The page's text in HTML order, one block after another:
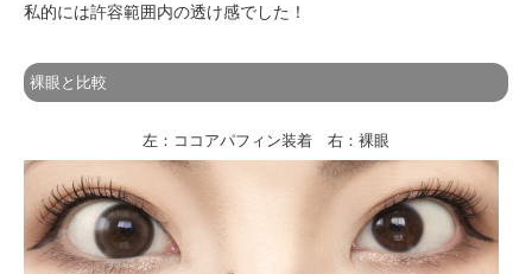
私的には許容範囲内の透け感でした！
裸眼と比較
左：ココアパフィン装着 右：裸眼